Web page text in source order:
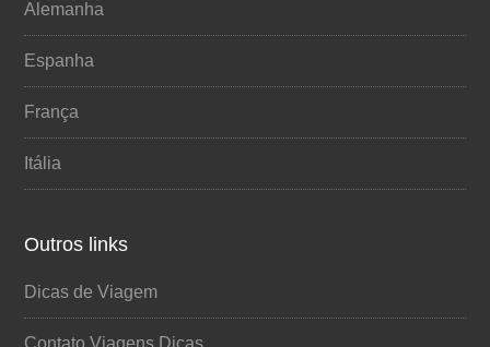
Alemanha
Espanha
França
Itália
Outros links
Dicas de Viagem